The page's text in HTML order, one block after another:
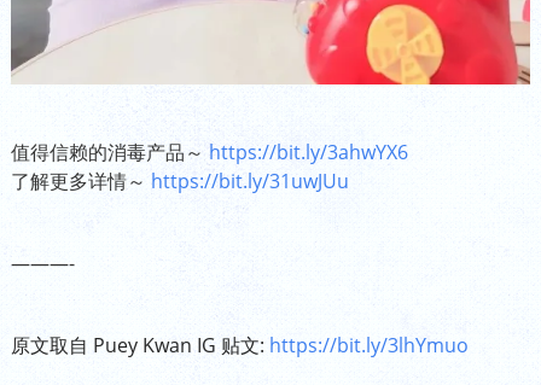
值得信赖的消毒产品～ https://bit.ly/3ahwYX6
了解更多详情～ https://bit.ly/31uwJUu
———-
原文取自 Puey Kwan IG 贴文: https://bit.ly/3lhYmuo